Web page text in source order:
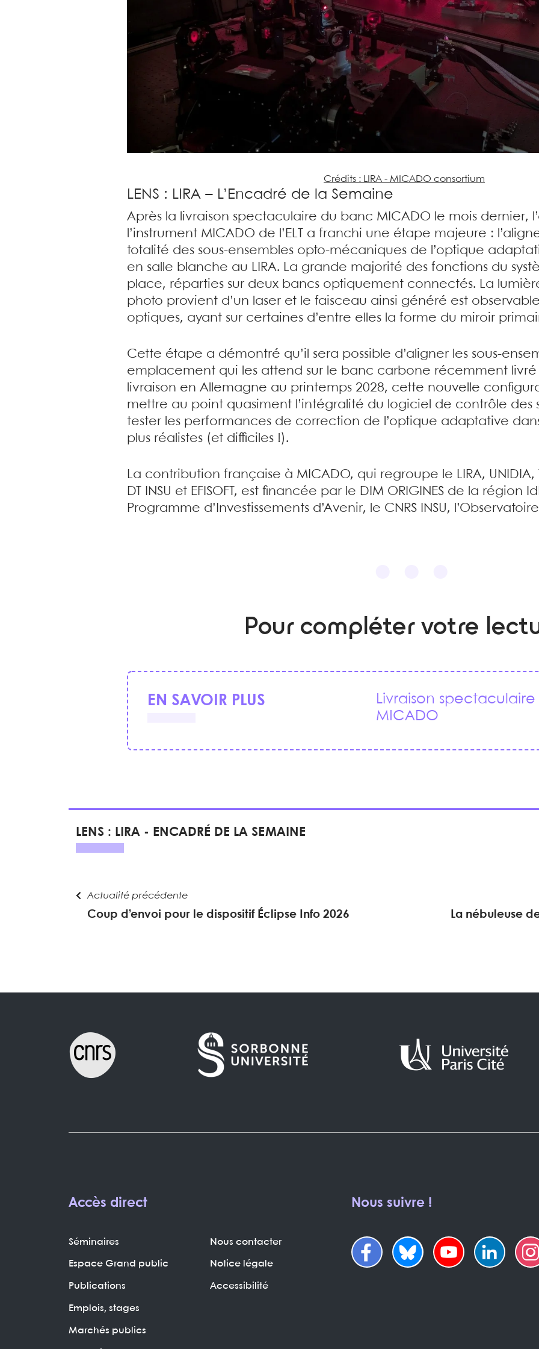
Crédits : LIRA - MICADO consortium
LENS : LIRA – L’Encadré de la Semaine
Après la livraison spectaculaire du banc MICADO le mois dernier,
l’instrument MICADO de l’ELT a franchi une étape majeure :
totalité des sous-ensembles opto-mécaniques de l’optique
en salle blanche au LIRA. La grande majorité des fonctions du
place, réparties sur deux bancs optiquement connectés. La
photo provient d’un laser et le faisceau ainsi généré est
optiques, ayant sur certaines d’entre elles la forme du miroir
Cette étape a démontré qu’il sera possible d’aligner les sous-
emplacement qui les attend sur le banc carbone récemment
livraison en Allemagne au printemps 2028, cette nouvelle
mettre au point quasiment l’intégralité du logiciel de contrôle des
tester les performances de correction de l’optique adaptative
plus réalistes (et difficiles !).
La contribution française à MICADO, qui regroupe le LIRA, UNIDIA,
DT INSU et EFISOFT, est financée par le DIM ORIGINES de la région
Programme d’Investissements d’Avenir, le CNRS INSU, l’Observatoire
Pour compléter votre
EN SAVOIR PLUS
Livraison
MICADO
LENS : LIRA - ENCADRÉ DE LA SEMAINE
Actualité précédente
Coup d’envoi pour le dispositif Éclipse Info 2026
La nébuleuse
Accès direct
Séminaires
Espace Grand public
Publications
Emplois, stages
Marchés publics
Nous contacter
Notice légale
Accessibilité
Nous suivre !